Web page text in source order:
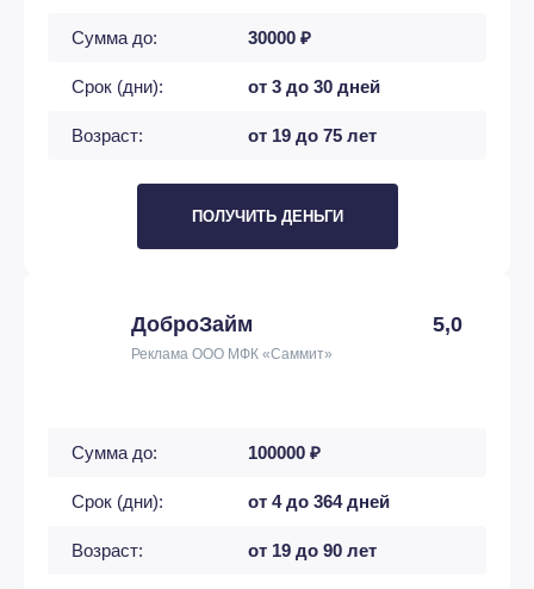
Сумма до: 30000 ₽
Срок (дни): от 3 до 30 дней
Возраст: от 19 до 75 лет
ПОЛУЧИТЬ ДЕНЬГИ
ДоброЗайм 5,0
Реклама ООО МФК «Саммит»
Сумма до: 100000 ₽
Срок (дни): от 4 до 364 дней
Возраст: от 19 до 90 лет